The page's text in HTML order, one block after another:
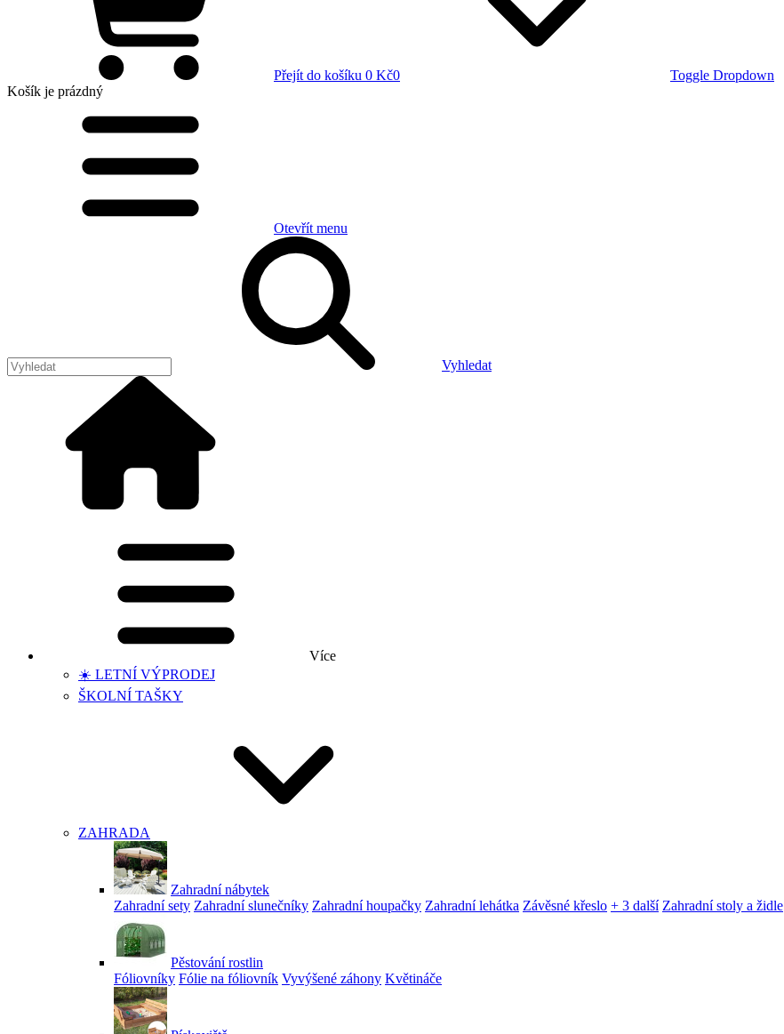
Přejít do košíku 0 Kč0
Toggle Dropdown
Košík je prázdný
Otevřít menu
Vyhledat
Více
☀️ LETNÍ VÝPRODEJ
ŠKOLNÍ TAŠKY
ZAHRADA
Zahradní nábytek
Zahradní sety Zahradní slunečníky Zahradní houpačky Zahradní lehátka Závěsné křeslo + 3 další Zahradní stoly a židle
Pěstování rostlin
Fóliovníky Fólie na fóliovník Vyvýšené záhony Květináče